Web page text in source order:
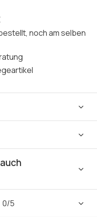
noch am selben
0/5